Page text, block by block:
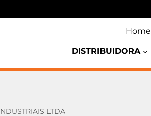
Home
DISTRIBUIDORA
LTDA